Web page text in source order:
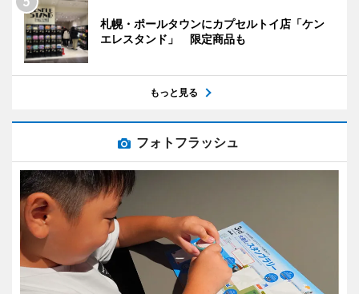
札幌・ポールタウンにカプセルトイ店「ケン
エレスタンド」 限定商品も
もっと見る
フォトフラッシュ